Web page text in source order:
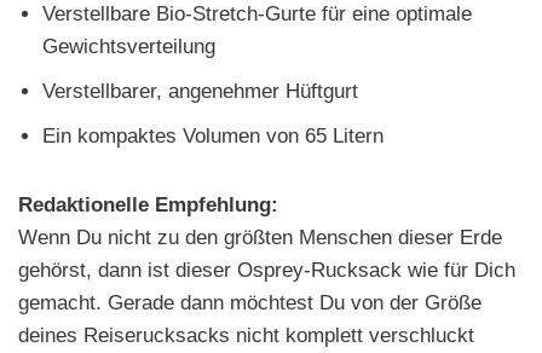
Verstellbare Bio-Stretch-Gurte für eine optimale
Gewichtsverteilung
Verstellbarer, angenehmer Hüftgurt
Ein kompaktes Volumen von 65 Litern
Redaktionelle Empfehlung:
Wenn Du nicht zu den größten Menschen dieser Erde
gehörst, dann ist dieser Osprey-Rucksack wie für Dich
gemacht. Gerade dann möchtest Du von der Größe
deines Reiserucksacks nicht komplett verschluckt